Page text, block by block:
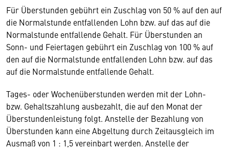
Für Überstunden gebührt ein Zuschlag von 50 % auf den auf
die Normalstunde entfallenden Lohn bzw. auf das auf die
Normalstunde entfallende Gehalt. Für Überstunden an
Sonn- und Feiertagen gebührt ein Zuschlag von 100 % auf
den auf die Normalstunde entfallenden Lohn bzw. auf das
auf die Normalstunde entfallende Gehalt.
Tages- oder Wochenüberstunden werden mit der Lohn-
bzw. Gehaltszahlung ausbezahlt, die auf den Monat der
Überstundenleistung folgt. Anstelle der Bezahlung von
Überstunden kann eine Abgeltung durch Zeitausgleich im
Ausmaß von 1 : 1,5 vereinbart werden. Anstelle der